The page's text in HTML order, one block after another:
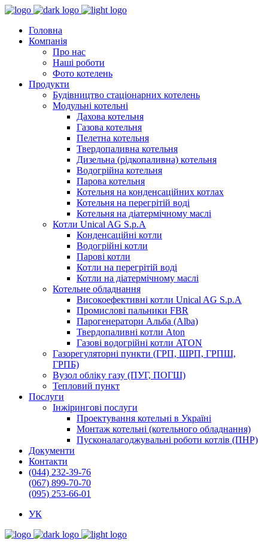
Головна
Компанія
Про нас
Наші роботи
Фото котелень
Продукти
Будівництво стаціонарних котелень
Модульні котельні
Дахова котельня
Газова котельня
Пелетна котельня
Твердопаливна котельня
Дизельна (рідкопаливна) котельня
Водогрійна котельня
Парова котельня
Котельня на конденсаційних котлах
Котельня на перегрітій воді
Котельня на діатермічному маслі
Котли Unical AG S.p.A
Конденсаційні котли
Водогрійні котли
Парові котли
Котли на перегрітій воді
Котли на діатермічному маслі
Котельне обладнання
Високоефективні котли Unical AG S.p.A
Промислові пальники FBR
Парогенератори Альба (Alba)
Твердопаливні котли Aton
Газові водогрійні котли ATON
Газорегуляторні пункти (ГРП, ШРП, ГРПШ,
ГРПБ)
Вузол обліку газу (ПУГ, ПОГШ)
Тепловий пункт
Послуги
Інжірингові послуги
Проектування котельні в Україні
Монтаж котельні (котельного обладнання)
Пусконалагоджувальні роботи котлів (ПНР)
Документи
Контакти
(044) 232-39-76
(067) 899-70-70
(095) 253-66-01
УК